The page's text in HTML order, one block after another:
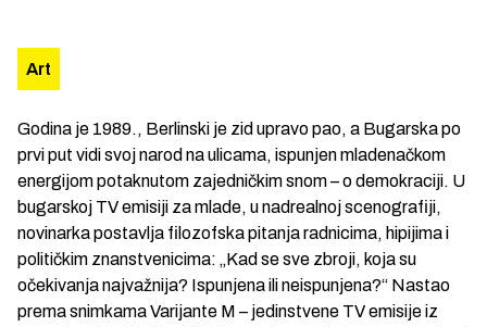
Art
Godina je 1989., Berlinski je zid upravo pao, a Bugarska po
prvi put vidi svoj narod na ulicama, ispunjen mladenačkom
energijom potaknutom zajedničkim snom – o demokraciji. U
bugarskoj TV emisiji za mlade, u nadrealnoj scenografiji,
novinarka postavlja filozofska pitanja radnicima, hipijima i
političkim znanstvenicima: „Kad se sve zbroji, koja su
očekivanja najvažnija? Ispunjena ili neispunjena?“ Nastao
prema snimkama Varijante M – jedinstvene TV emisije iz